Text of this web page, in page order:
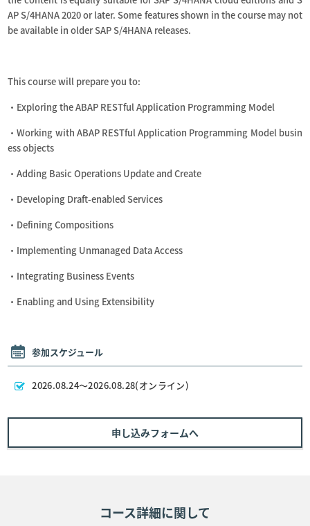
AP S/4HANA 2020 or later. Some features shown in the course may not
be available in older SAP S/4HANA releases.
This course will prepare you to:
・Exploring the ABAP RESTful Application Programming Model
・Working with ABAP RESTful Application Programming Model busin
ess objects
・Adding Basic Operations Update and Create
・Developing Draft-enabled Services
・Defining Compositions
・Implementing Unmanaged Data Access
・Integrating Business Events
・Enabling and Using Extensibility
参加スケジュール
2026.08.24～2026.08.28(オンライン)
申し込みフォームへ
コース詳細に関して